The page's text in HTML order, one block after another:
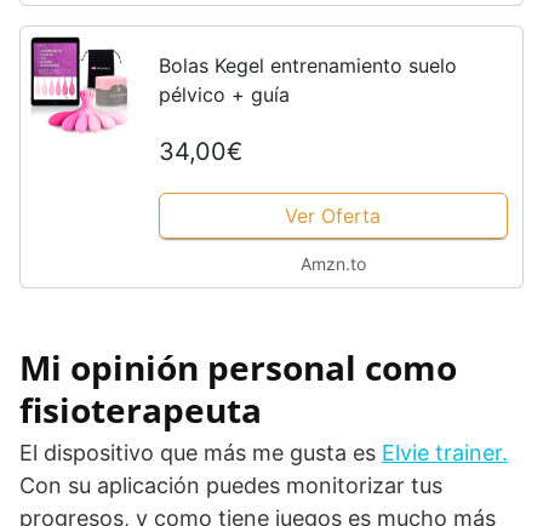
Bolas Kegel entrenamiento suelo
pélvico + guía
34,00€
Ver Oferta
Amzn.to
Mi opinión personal como
fisioterapeuta
El dispositivo que más me gusta es Elvie trainer.
Con su aplicación puedes monitorizar tus
progresos, y como tiene juegos es mucho más